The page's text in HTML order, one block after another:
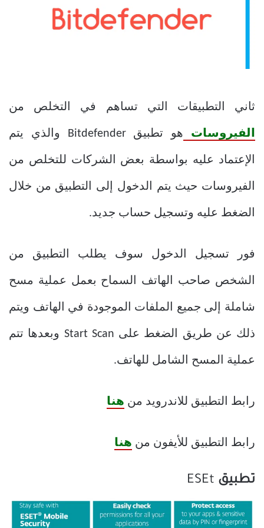
ثاني التطبيقات التي تساهم في التخلص من
الفيروسات هو تطبيق Bitdefender والذي يتم
الإعتماد عليه بواسطة بعض الشركات للتخلص من
الفيروسات حيث يتم الدخول إلى التطبيق من خلال
الضغط عليه وتسجيل حساب جديد.
فور تسجيل الدخول سوف يطلب التطبيق من
الشخص صاحب الهاتف السماح بعمل عملية مسح
شاملة إلى جميع الملفات الموجودة في الهاتف ويتم
ذلك عن طريق الضغط على Start Scan وبعدها تتم
عملية المسح الشامل للهاتف.
رابط التطبيق للاندرويد من هنا
رابط التطبيق للأيفون من هنا
تطبيق ESEt